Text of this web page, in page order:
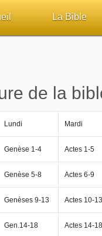
éditeurs
sites chrétiens
La Bible
Rechercher
Au sujet de
Études et
Versets
Lecture
de la
Lundi Mardi
Genèse 1-4 Actes 1-5
Genèse 5-8 Actes 6-9
Genèses 9-13 Actes 10-13
Gen.14-18 Actes 14-18